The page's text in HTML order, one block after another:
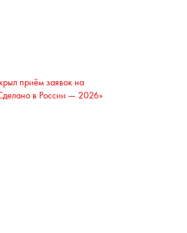
приём заявок на
в России — 2026»